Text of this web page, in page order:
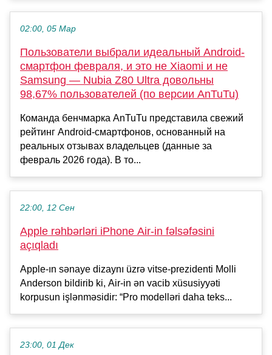
02:00, 05 Мар
Пользователи выбрали идеальный Android-
смартфон февраля, и это не Xiaomi и не
Samsung — Nubia Z80 Ultra довольны
98,67% пользователей (по версии AnTuTu)
Команда бенчмарка AnTuTu представила свежий
рейтинг Android-смартфонов, основанный на
реальных отзывах владельцев (данные за
февраль 2026 года). В то...
22:00, 12 Сен
Apple rəhbərləri iPhone Air-in fəlsəfəsini
açıqladı
Apple-ın sənaye dizaynı üzrə vitse-prezidenti Molli
Anderson bildirib ki, Air-in ən vacib xüsusiyyəti
korpusun işlənməsidir: “Pro modelləri daha teks...
23:00, 01 Дек